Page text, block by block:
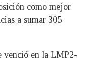
como mejor
a sumar 305
venció en la LMP2-